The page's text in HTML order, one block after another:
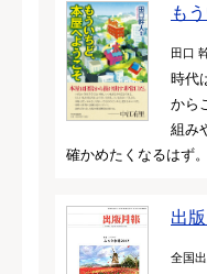
も
田口
時代
から
組み
確かめたくなるはず。
出
全国